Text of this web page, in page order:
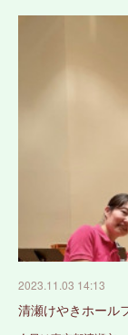
2023.11.03 14:13
清瀬けやきホール